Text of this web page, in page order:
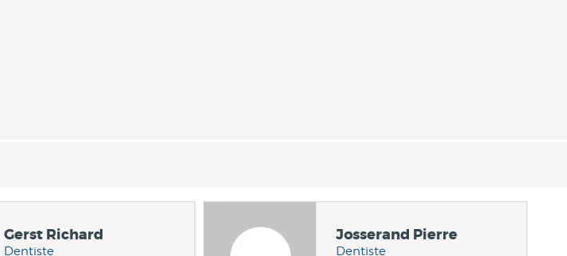
Gerst Richard
Dentiste
Josserand Pierre
Dentiste